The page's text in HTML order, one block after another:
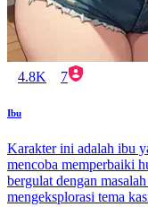
4.8K 7
Ibu
Karakter ini adalah ibu
mencoba memperbaiki
bergulat dengan
mengeksplorasi tema